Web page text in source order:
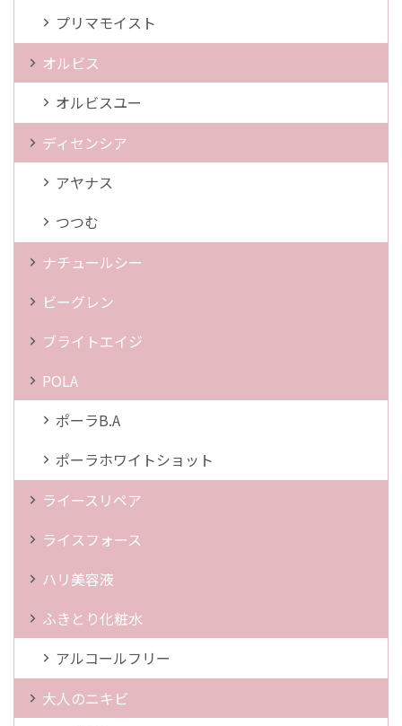
プリマモイスト
オルビス
オルビスユー
ディセンシア
アヤナス
つつむ
ナチュールシー
ビーグレン
ブライトエイジ
POLA
ポーラB.A
ポーラホワイトショット
ライースリペア
ライスフォース
ハリ美容液
ふきとり化粧水
アルコールフリー
大人のニキビ